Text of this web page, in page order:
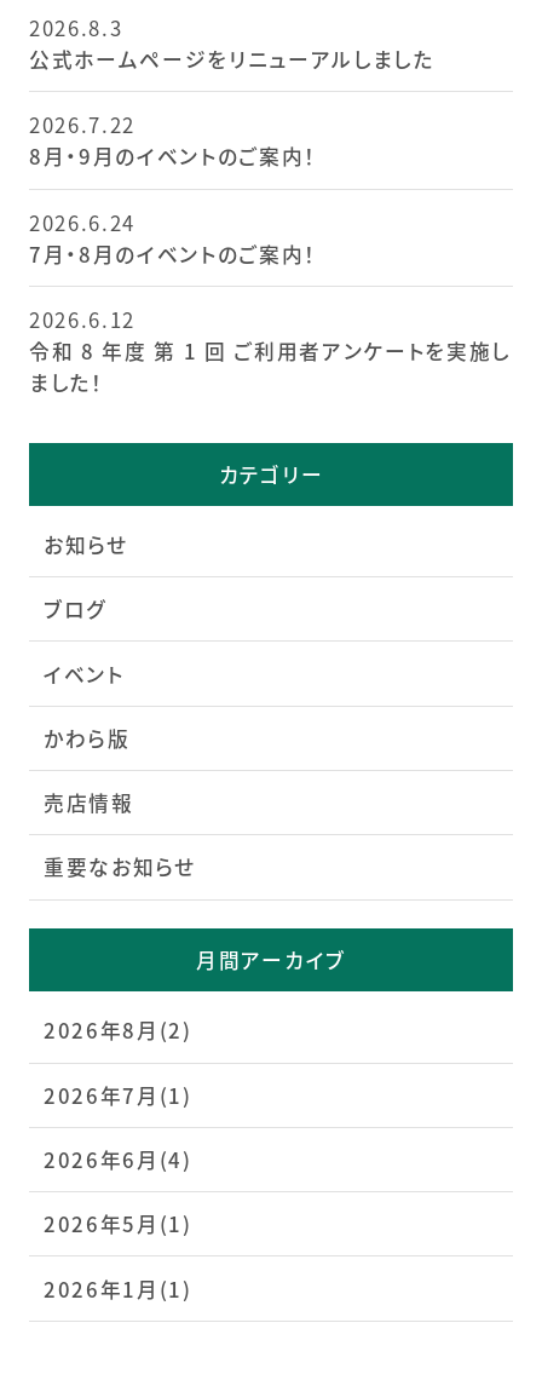
2026.8.3
公式ホームページをリニューアルしました
2026.7.22
8月・9月のイベントのご案内！
2026.6.24
7月・8月のイベントのご案内！
2026.6.12
令和 8 年度 第 1 回 ご利用者アンケートを実施し
ました！
カテゴリー
お知らせ
ブログ
イベント
かわら版
売店情報
重要なお知らせ
月間アーカイブ
2026年8月(2)
2026年7月(1)
2026年6月(4)
2026年5月(1)
2026年1月(1)